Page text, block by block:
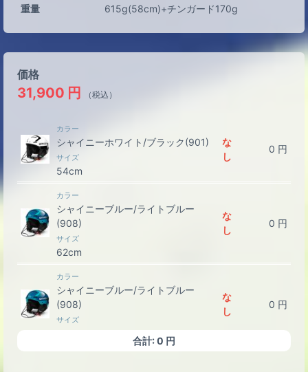
重量
615g(58cm)+チンガード170g
価格
31,900 円 （税込）
カラー
シャイニーホワイト/ブラック(901)
サイズ
54cm
な
し
0 円
カラー
シャイニーブルー/ライトブルー
(908)
サイズ
62cm
な
し
0 円
カラー
シャイニーブルー/ライトブルー
(908)
サイズ
な
し
0 円
合計:0 円